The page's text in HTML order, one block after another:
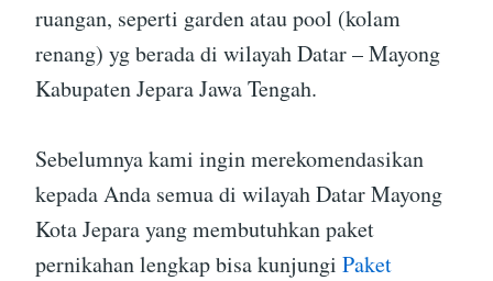
ruangan, seperti garden atau pool (kolam
renang) yg berada di wilayah Datar – Mayong
Kabupaten Jepara Jawa Tengah.
Sebelumnya kami ingin merekomendasikan
kepada Anda semua di wilayah Datar Mayong
Kota Jepara yang membutuhkan paket
pernikahan lengkap bisa kunjungi Paket